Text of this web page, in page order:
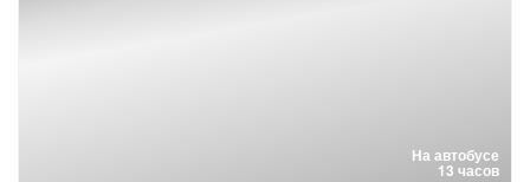
На автобусе
13 часов